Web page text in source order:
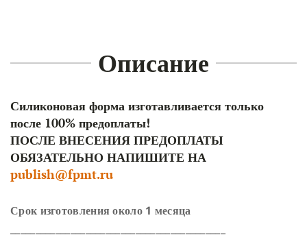
Описание
Силиконовая форма изготавливается только
после 100% предоплаты!
ПОСЛЕ ВНЕСЕНИЯ ПРЕДОПЛАТЫ
ОБЯЗАТЕЛЬНО НАПИШИТЕ НА
publish@fpmt.ru
Срок изготовления около 1 месяца